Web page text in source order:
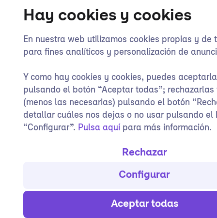
Hay cookies y cookies
En nuestra web utilizamos cookies propias y de
para fines analíticos y personalización de
Y como hay cookies y cookies, puedes
pulsando el botón “Aceptar todas”; rechazarlas
(menos las necesarias) pulsando el botón
detallar cuáles nos dejas o no usar pulsando el
“Configurar”. Pulsa aquí para más información.
Rechazar
Configurar
Aceptar todas